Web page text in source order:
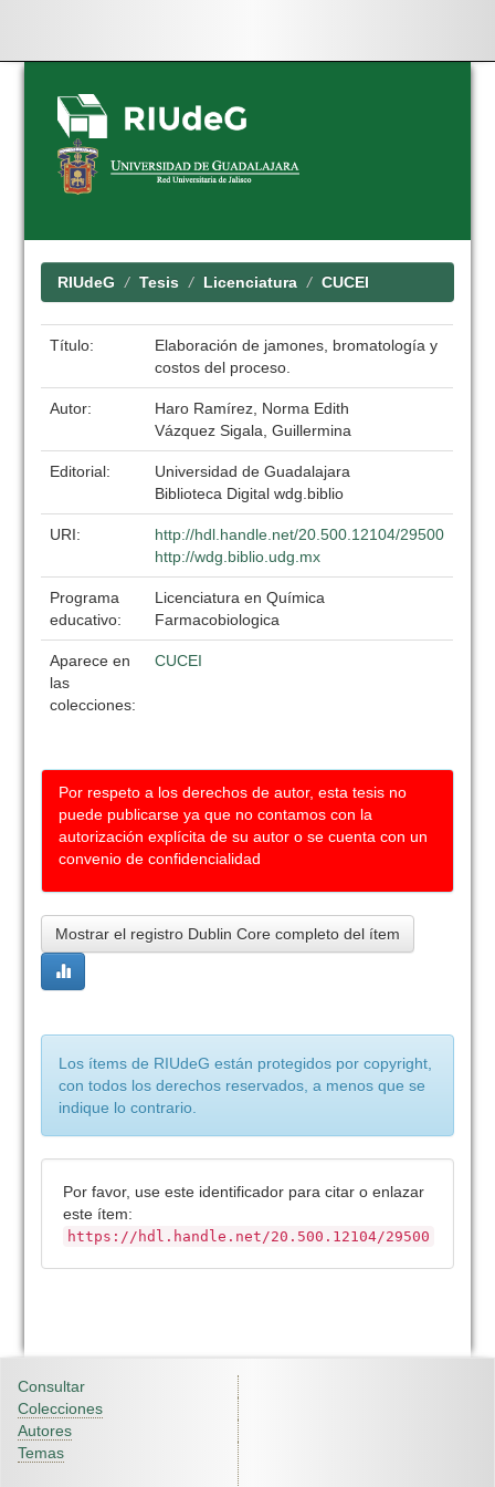
Skip
navigation
RIUdeG Tesis Licenciatura CUCEI
Título:
Elaboración de jamones, bromatología y
costos del proceso.
Autor:
Haro Ramírez, Norma Edith
Vázquez Sigala, Guillermina
Editorial:
Universidad de Guadalajara
Biblioteca Digital wdg.biblio
URI:
http://hdl.handle.net/20.500.12104/29500
http://wdg.biblio.udg.mx
Programa
educativo:
Licenciatura en Química
Farmacobiologica
Aparece en
las
colecciones:
CUCEI
Por respeto a los derechos de autor, esta tesis no
puede publicarse ya que no contamos con la
autorización explícita de su autor o se cuenta con un
convenio de confidencialidad
Mostrar el registro Dublin Core completo del ítem
Los ítems de RIUdeG están protegidos por copyright,
con todos los derechos reservados, a menos que se
indique lo contrario.
Por favor, use este identificador para citar o enlazar
este ítem:
https://hdl.handle.net/20.500.12104/29500
Consultar
Colecciones
Autores
Temas